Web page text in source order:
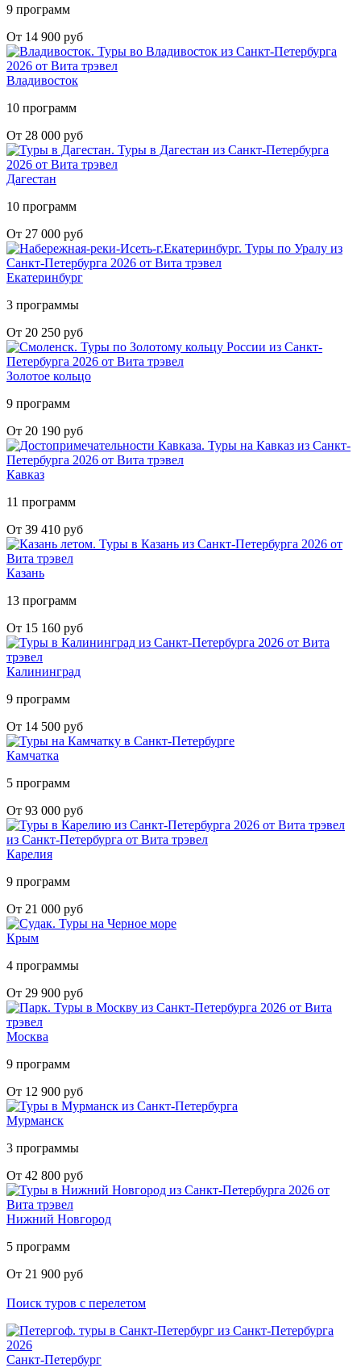
9 программ
От 14 900 руб
Владивосток
10 программ
От 28 000 руб
Дагестан
10 программ
От 27 000 руб
Екатеринбург
3 программы
От 20 250 руб
Золотое кольцо
9 программ
От 20 190 руб
Кавказ
11 программ
От 39 410 руб
Казань
13 программ
От 15 160 руб
Калининград
9 программ
От 14 500 руб
Камчатка
5 программ
От 93 000 руб
Карелия
9 программ
От 21 000 руб
Крым
4 программы
От 29 900 руб
Москва
9 программ
От 12 900 руб
Мурманск
3 программы
От 42 800 руб
Нижний Новгород
5 программ
От 21 900 руб
Поиск туров с перелетом
Санкт-Петербург